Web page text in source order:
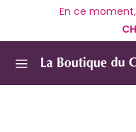
En ce moment,